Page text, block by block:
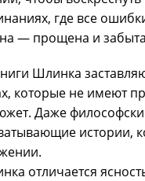
где все
— прощена и
Шлинка
которые не имеют
Даже
истории,
отличается